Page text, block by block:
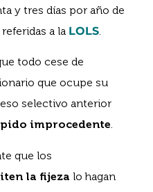
y tres días por año de
a la LOLS.
todo cese de
que ocupe su
selectivo anterior
improcedente.
que los
la fijeza lo hagan